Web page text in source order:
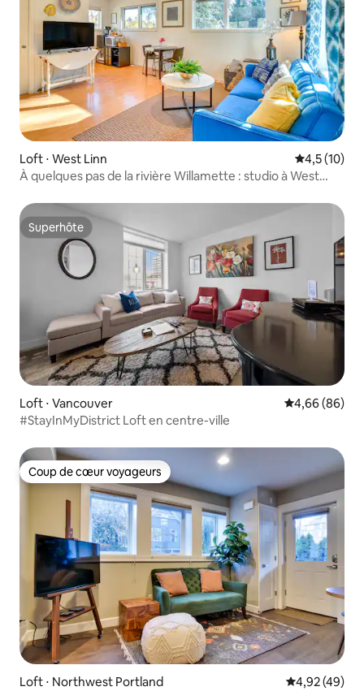
Loft ⋅ West Linn Évaluation
4,5 (10)
À quelques pas de la rivière Willamette : studio à West
Superhôte
Superhôte
Loft ⋅ Vancouver Évaluation
4,66 (86)
#StayInMyDistrict Loft en centre-ville
Coup de cœur voyageurs
Coup de cœur voyageurs
Loft ⋅ Northwest Portland Évaluation
4,92 (49)